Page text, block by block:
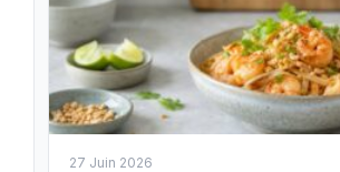
27 Juin 2026